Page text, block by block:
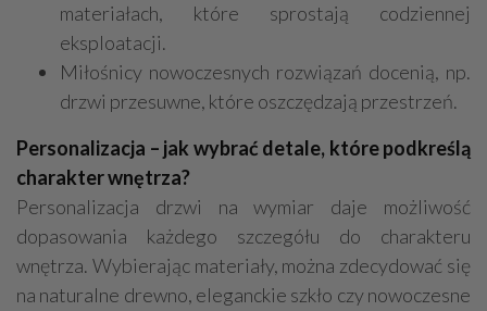
materiałach, które sprostają codziennej
eksploatacji.
Miłośnicy nowoczesnych rozwiązań docenią, np.
drzwi przesuwne, które oszczędzają przestrzeń.
Personalizacja – jak wybrać detale, które podkreślą
charakter wnętrza?
Personalizacja drzwi na wymiar daje możliwość
dopasowania każdego szczegółu do charakteru
wnętrza. Wybierając materiały, można zdecydować się
na naturalne drewno, eleganckie szkło czy nowoczesne